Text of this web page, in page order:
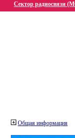
Сектор радиосвязи
Общая информация